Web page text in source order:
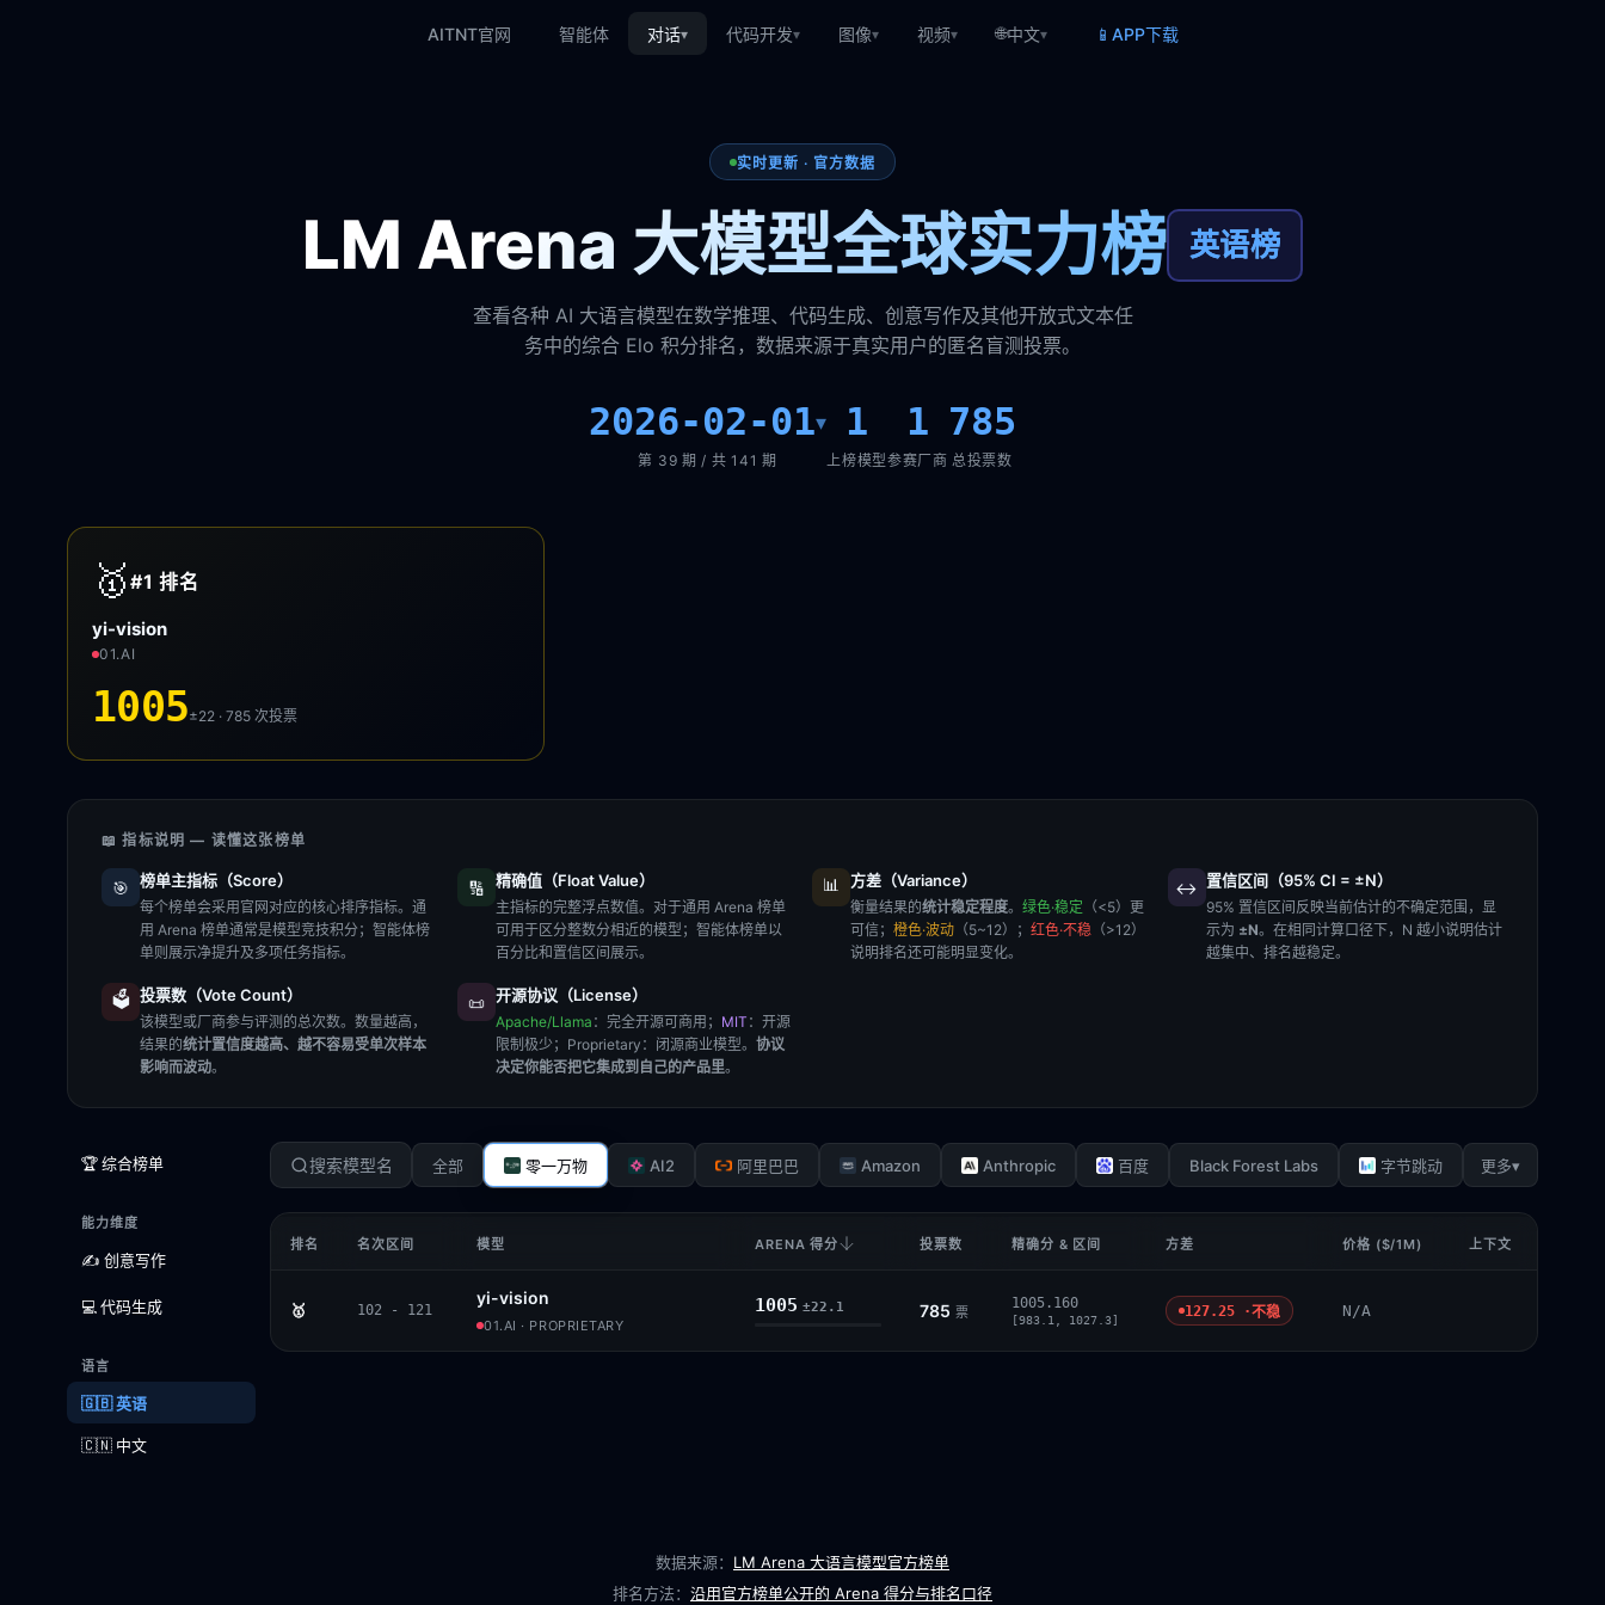
AITNT官网 智能体 对话▾ 代码开发▾ 图像▾ 视频▾ 🌐中文▾ 📱 APP下载
实时更新 · 官方数据
LM Arena 大模型全球实力榜 英语榜
查看各种 AI 大语言模型在数学推理、代码生成、创意写作及其他开放式文本任
务中的综合 Elo 积分排名，数据来源于真实用户的匿名盲测投票。
2026-02-01▾
第 39 期 / 共 141 期
1
上榜模型
1
参赛厂商
785
总投票数
🥇 #1排名
yi-vision
01.AI
1005±22 · 785次投票
📖 指标说明 — 读懂这张榜单
🎯 榜单主指标（Score）
每个榜单会采用官网对应的核心排序指标。通
用 Arena 榜单通常是模型竞技积分；智能体榜
单则展示净提升及多项任务指标。
🔢 精确值（Float Value）
主指标的完整浮点数值。对于通用 Arena 榜单
可用于区分整数分相近的模型；智能体榜单以
百分比和置信区间展示。
📊 方差（Variance）
衡量结果的统计稳定程度。 绿色·稳定 （<5）更
可信； 橙色·波动 （5~12）； 红色·不稳 （>12）
说明排名还可能明显变化。
↔️ 置信区间（95% CI = ±N）
95% 置信区间反映当前估计的不确定范围，显
示为 ±N。在相同计算口径下，N 越小说明估计
越集中、排名越稳定。
🗳️ 投票数（Vote Count）
该模型或厂商参与评测的总次数。数量越高，
结果的统计置信度越高、越不容易受单次样本
影响而波动。
📜 开源协议（License）
Apache/Llama ：完全开源可商用； MIT ：开源
限制极少； Proprietary ：闭源商业模型。 协议
决定你能否把它集成到自己的产品里。
🏆 综合榜单
能力维度
✍️ 创意写作
💻 代码生成
语言
🇬🇧 英语
🇨🇳 中文
全部 零一万物 AI2 阿里巴巴 Amazon Anthropic 百度 Black Forest Labs 字节跳动 更多▾
排名 名次区间 模型 ARENA 得分 投票数 精确分 & 区间 方差 价格 ($/1M) 上下文
🥇 102 - 121
yi-vision
01.AI · PROPRIETARY
1005 ±22.1 785 票
1005.160
[983.1, 1027.3]
127.25 ·不稳 N/A
数据来源： LM Arena 大语言模型官方榜单
排名方法： 沿用官方榜单公开的 Arena 得分与排名口径